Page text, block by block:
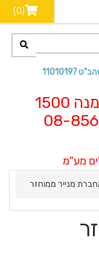
(0)
שים לב! מינימום הזמנה 1500
מע"מ
מנייר ממוחזר